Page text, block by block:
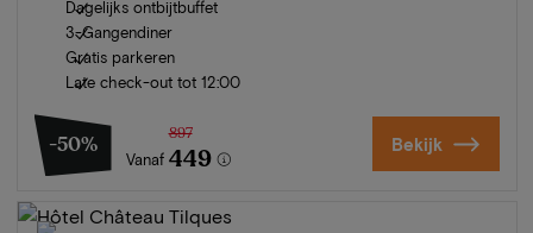
Dagelijks ontbijtbuffet
3-Gangendiner
Gratis parkeren
Late check-out tot 12:00
-50%
Vanaf
897
449 Bekijk